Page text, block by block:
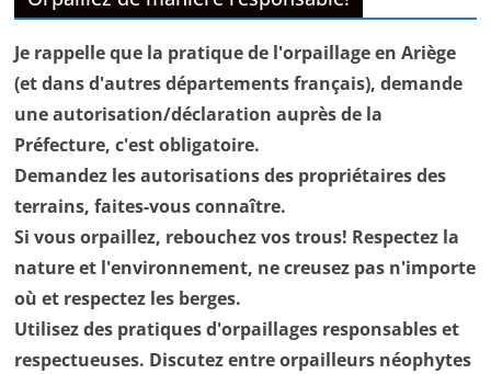
Je rappelle que la pratique de l'orpaillage en Ariège
(et dans d'autres départements français), demande
une autorisation/déclaration auprès de la
Préfecture, c'est obligatoire.
Demandez les autorisations des propriétaires des
terrains, faites-vous connaître.
Si vous orpaillez, rebouchez vos trous! Respectez la
nature et l'environnement, ne creusez pas n'importe
où et respectez les berges.
Utilisez des pratiques d'orpaillages responsables et
respectueuses. Discutez entre orpailleurs néophytes